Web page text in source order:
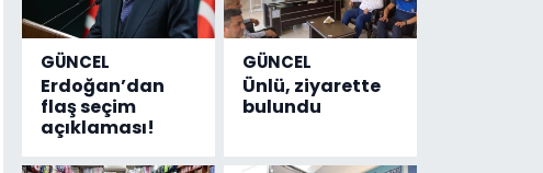
GÜNCEL
Erdoğan’dan
flaş seçim
açıklaması!
GÜNCEL
Ünlü, ziyarette
bulundu